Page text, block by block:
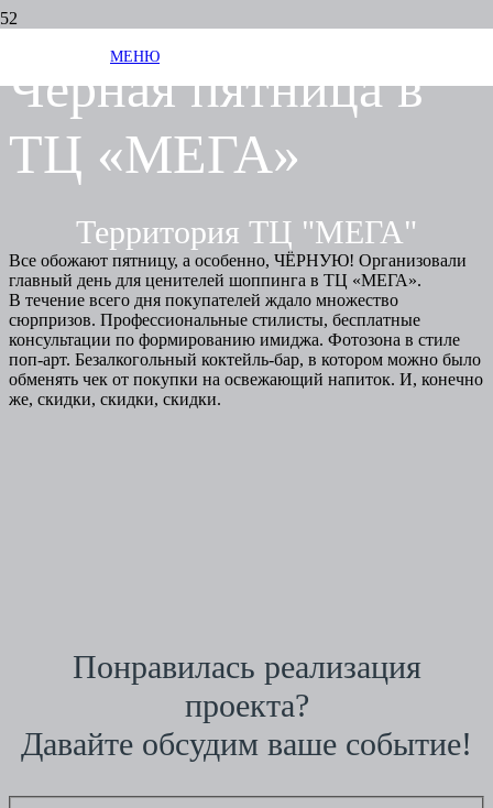
МЕНЮ
Черная пятница в
ТЦ «МЕГА»
Территория ТЦ "МЕГА"
Все обожают пятницу, а особенно, ЧЁРНУЮ! Организовали
главный день для ценителей шоппинга в ТЦ «МЕГА».
В течение всего дня покупателей ждало множество
сюрпризов. Профессиональные стилисты, бесплатные
консультации по формированию имиджа. Фотозона в стиле
поп-арт. Безалкогольный коктейль-бар, в котором можно было
обменять чек от покупки на освежающий напиток. И, конечно
же, скидки, скидки, скидки.
Понравилась реализация
проекта?
Давайте обсудим ваше событие!